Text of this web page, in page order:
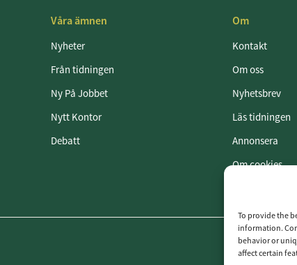
To provide the
information.
behavior or
affect certain
Våra ämnen
Nyheter
Från tidningen
Ny På Jobbet
Nytt Kontor
Debatt
Om
Kontakt
Om oss
Nyhetsbrev
Läs tidningen
Annonsera
Om cookies